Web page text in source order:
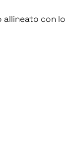
allineato con